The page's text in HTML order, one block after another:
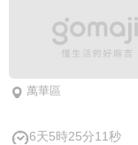
萬華區
6天5時25分10秒